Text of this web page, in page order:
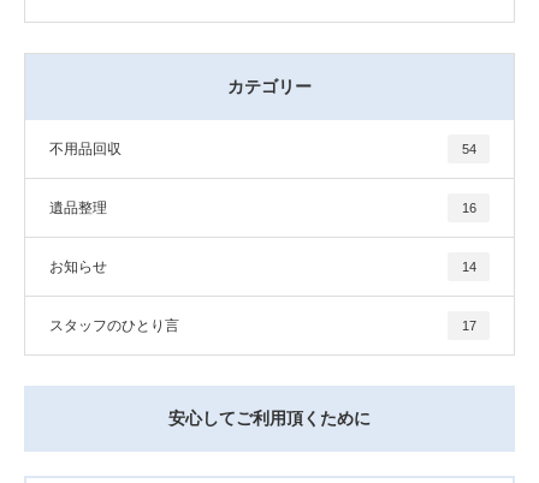
カテゴリー
不用品回収 54
遺品整理 16
お知らせ 14
スタッフのひとり言 17
安心してご利用頂くために